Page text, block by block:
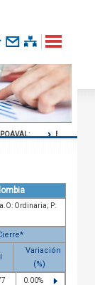
BOGOTA:
Ordinaria; P:
Variación
(%)
0.00%